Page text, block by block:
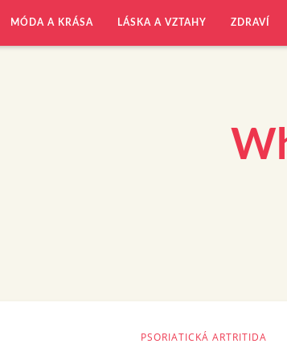
MÓDA A KRÁSA LÁSKA A VZTAHY ZDRAVÍ
PSORIATICKÁ ARTRITIDA